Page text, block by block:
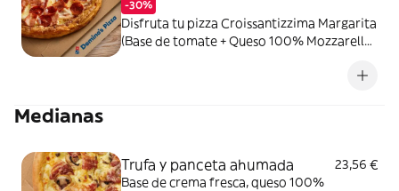
-30%
Disfruta tu pizza Croissantizzima Margarita
(Base de tomate + Queso 100% Mozzarella)
Medianas
Trufa y panceta ahumada
23,56 €
Base de crema fresca, queso 100%